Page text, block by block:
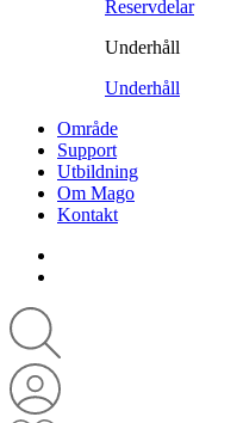
Reservdelar
Underhåll
Underhåll
Område
Support
Utbildning
Om Mago
Kontakt